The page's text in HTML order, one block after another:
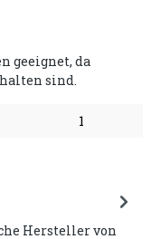
geeignet, da
sind.
1
Hersteller von